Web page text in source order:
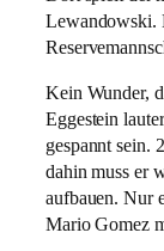
Lewandowski.
Kein Wunder,
Eggestein
gespannt sein.
dahin muss er
aufbauen. Nur
Mario Gomez